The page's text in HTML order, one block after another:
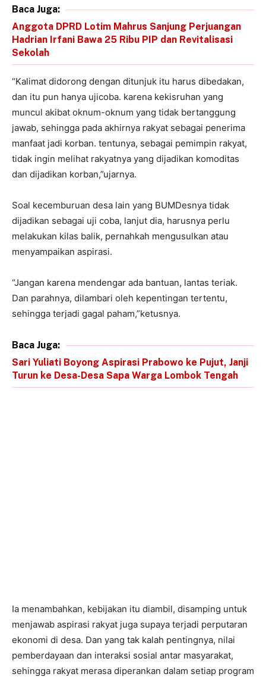
Baca Juga:
Anggota DPRD Lotim Mahrus Sanjung Perjuangan
Hadrian Irfani Bawa 25 Ribu PIP dan Revitalisasi
Sekolah
“Kalimat didorong dengan ditunjuk itu harus dibedakan,
dan itu pun hanya ujicoba. karena kekisruhan yang
muncul akibat oknum-oknum yang tidak bertanggung
jawab, sehingga pada akhirnya rakyat sebagai penerima
manfaat jadi korban. tentunya, sebagai pemimpin rakyat,
tidak ingin melihat rakyatnya yang dijadikan komoditas
dan dijadikan korban,”ujarnya.
Soal kecemburuan desa lain yang BUMDesnya tidak
dijadikan sebagai uji coba, lanjut dia, harusnya perlu
melakukan kilas balik, pernahkah mengusulkan atau
menyampaikan aspirasi.
“Jangan karena mendengar ada bantuan, lantas teriak.
Dan parahnya, dilambari oleh kepentingan tertentu,
sehingga terjadi gagal paham,”ketusnya.
Baca Juga:
Sari Yuliati Boyong Aspirasi Prabowo ke Pujut, Janji
Turun ke Desa-Desa Sapa Warga Lombok Tengah
Ia menambahkan, kebijakan itu diambil, disamping untuk
menjawab aspirasi rakyat juga supaya terjadi perputaran
ekonomi di desa. Dan yang tak kalah pentingnya, nilai
pemberdayaan dan interaksi sosial antar masyarakat,
sehingga rakyat merasa diperankan dalam setiap program